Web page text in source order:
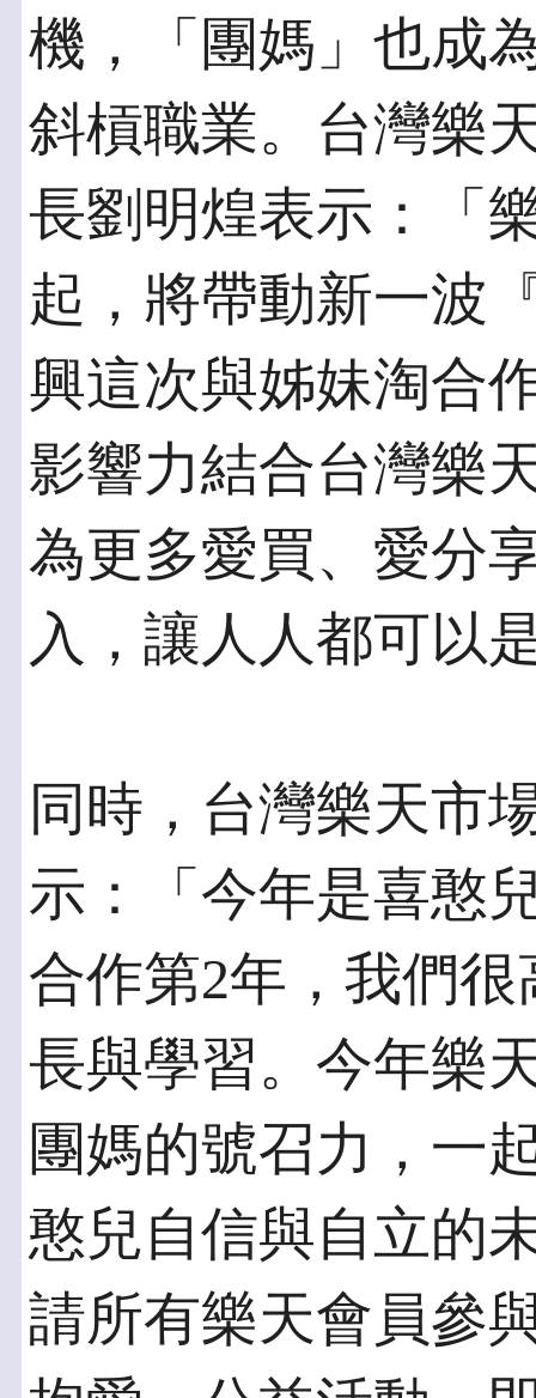
機，「團媽」也成
斜槓職業。台灣樂
長劉明煌表示：「
起，將帶動新一波
興這次與姊妹淘合
影響力結合台灣樂
為更多愛買、愛分
入，讓人人都可以
同時，台灣樂天市
示：「今年是喜憨
合作第2年，我們
長與學習。今年樂
團媽的號召力，一
憨兒自信與自立的
請所有樂天會員參